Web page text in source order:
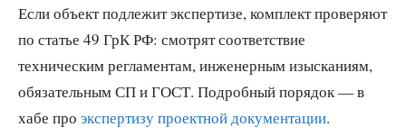
Если объект подлежит экспертизе, комплект проверяют
по статье 49 ГрК РФ: смотрят соответствие
техническим регламентам, инженерным изысканиям,
обязательным СП и ГОСТ. Подробный порядок — в
хабе про экспертизу проектной документации.